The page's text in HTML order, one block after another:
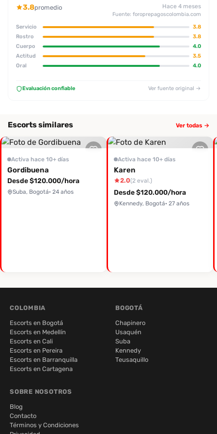
3.8promedio Hace 4 meses
Fuente: foroprepagoscolombia.com
Servicio
3.8
Rostro
3.8
Cuerpo
4.0
Actitud
3.5
Oral
4.0
Evaluación confiable Ver fuente original →
Escorts similares Ver todas →
Activa hace 10+ días
Gordibuena
Desde $120.000/hora
Suba, Bogotá· 24 años
Activa hace 10+ días
Karen
2.0(2 eval.)
Desde $120.000/hora
Kennedy, Bogotá· 27 años
COLOMBIA
Escorts en Bogotá
Escorts en Medellín
Escorts en Cali
Escorts en Pereira
Escorts en Barranquilla
Escorts en Cartagena
BOGOTÁ
Chapinero
Usaquén
Suba
Kennedy
Teusaquillo
SOBRE NOSOTROS
Blog
Contacto
Términos y Condiciones